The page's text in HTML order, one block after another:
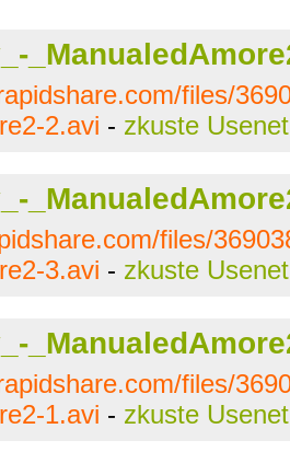
files/
2.avi - zkuste Usenet
files/
3.avi - zkuste Usenet
files/
1.avi - zkuste Usenet